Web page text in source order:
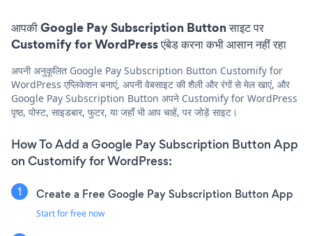
आपकी Google Pay Subscription Button साइट पर
Customify for WordPress एंबेड करना कभी आसान नहीं रहा
अपनी अनुकूलित Google Pay Subscription Button Customify for
WordPress एप्लिकेशन बनाएं, अपनी वेबसाइट की शैली और रंगों से मेल खाएं, और
Google Pay Subscription Button अपने Customify for WordPress
पृष्ठ, पोस्ट, साइडबार, फुटर, या जहाँ भी आप चाहें, पर जोड़ें साइट।
How To Add a Google Pay Subscription Button App
on Customify for WordPress:
Create a Free Google Pay Subscription Button App
Start for free now